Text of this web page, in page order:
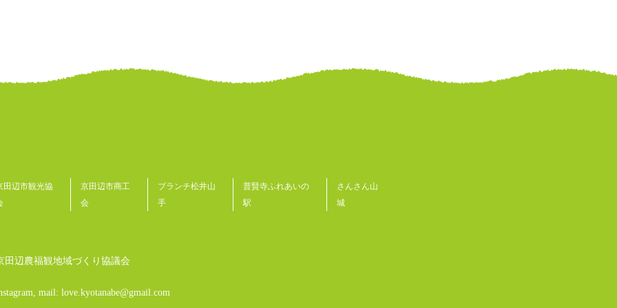
田辺市観光協
京田辺市商工
会
ブランチ松井山
手
普賢寺ふれあいの
駅
さんさん山
城
田辺農福観地域づくり協議会
mail: love.kyotanabe@gmail.com